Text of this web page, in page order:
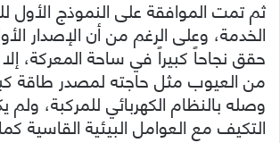
ثم تمت الموافقة على النموذج الأول
حقق نجاحاً كبيراً في ساحة المعركة،
من العيوب مثل حاجته لمصدر طاقة
وصله بالنظام الكهربائي للمركبة، ولم
التكيف مع العوامل البيئية القاسية